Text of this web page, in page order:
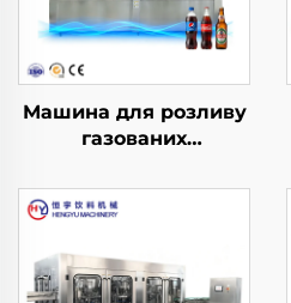
Машина для розливу
газованих
напоїв DCGF24-24-
6BHY